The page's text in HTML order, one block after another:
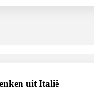
uit Italië